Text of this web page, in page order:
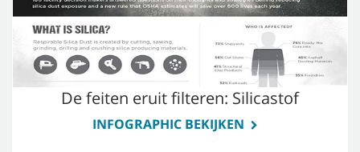
De feiten eruit filteren: Silicastof
INFOGRAPHIC BEKIJKEN